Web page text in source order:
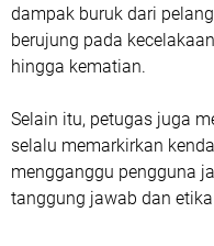
dampak buruk dari
berujung pada
hingga kematian.
Selain itu, petugas juga
selalu memarkirkan
mengganggu pengguna
tanggung jawab dan